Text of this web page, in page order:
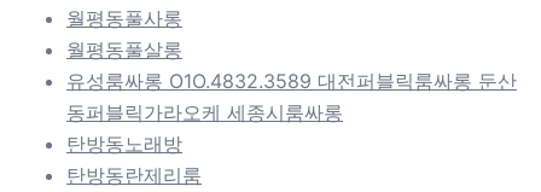
월평동풀사롱
월평동풀살롱
유성룸싸롱 O1O.4832.3589 대전퍼블릭룸싸롱 둔산
동퍼블릭가라오케 세종시룸싸롱
탄방동노래방
탄방동란제리룸